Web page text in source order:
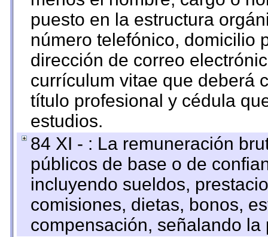
puesto en la estructura
número telefónico, domicilio
dirección de correo
currículum vitae que deberá
título profesional y cédula
estudios.
84 XI - : La remuneración
públicos de base o de
incluyendo sueldos,
comisiones, dietas, bonos,
compensación, señalando